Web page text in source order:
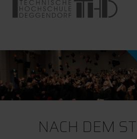
NACH DEM